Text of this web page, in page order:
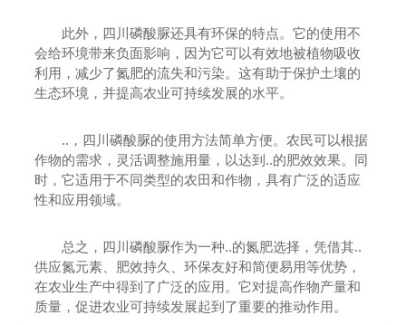
此外，四川磷酸脲还具有环保的特点。它的使用不
会给环境带来负面影响，因为它可以有效地被植物吸收
利用，减少了氮肥的流失和污染。这有助于保护土壤的
生态环境，并提高农业可持续发展的水平。
..，四川磷酸脲的使用方法简单方便。农民可以根据
作物的需求，灵活调整施用量，以达到..的肥效效果。同
时，它适用于不同类型的农田和作物，具有广泛的适应
性和应用领域。
总之，四川磷酸脲作为一种..的氮肥选择，凭借其..
供应氮元素、肥效持久、环保友好和简便易用等优势，
在农业生产中得到了广泛的应用。它对提高作物产量和
质量，促进农业可持续发展起到了重要的推动作用。